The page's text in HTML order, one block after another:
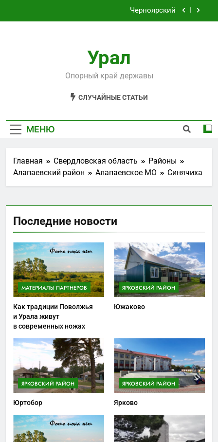
Черноярский
Староуткинск
Черноярский
Урал
Опорный край державы
СЛУЧАЙНЫЕ СТАТЬИ
МЕНЮ
Главная Свердловская область
Районы
Алапаевский район
Алапаевское МО Синячиха
Последние новости
МАТЕРИАЛЫ ПАРТНЕРОВ
Как традиции Поволжья
и Урала живут
в современных ножах
ЯРКОВСКИЙ РАЙОН
Южаково
ЯРКОВСКИЙ РАЙОН
Юртобор
ЯРКОВСКИЙ РАЙОН
Ярково